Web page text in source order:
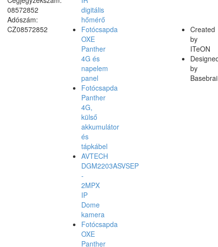
08572852
Adószám:
CZ08572852
digitális
hőmérő
Fotócsapda
OXE
Panther
4G és
napelem
panel
Fotócsapda
Panther
4G,
külső
akkumulátor
és
tápkábel
AVTECH
DGM2203ASVSEP
-
2MPX
IP
Dome
kamera
Fotócsapda
OXE
Panther
Created
by
ITeON
by